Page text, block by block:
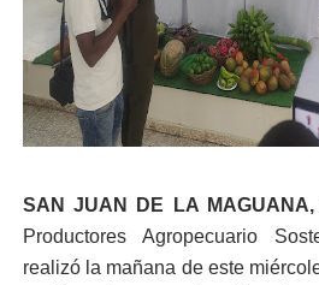
SAN JUAN DE LA MAGUANA,
Productores Agropecuario
realizó la mañana de este